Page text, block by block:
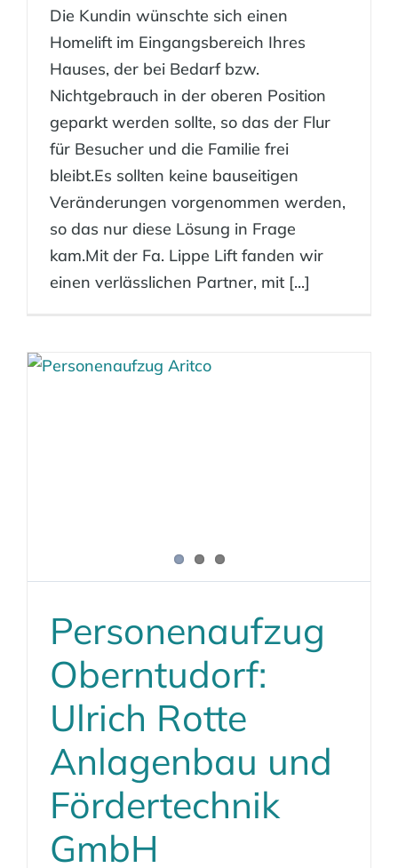
Die Kundin wünschte sich einen
Homelift im Eingangsbereich Ihres
Hauses, der bei Bedarf bzw.
Nichtgebrauch in der oberen Position
geparkt werden sollte, so das der Flur
für Besucher und die Familie frei
bleibt.Es sollten keine bauseitigen
Veränderungen vorgenommen werden,
so das nur diese Lösung in Frage
kam.Mit der Fa. Lippe Lift fanden wir
einen verlässlichen Partner, mit [...]
Personenaufzug
Oberntudorf:
Ulrich Rotte
Anlagenbau und
Fördertechnik
GmbH